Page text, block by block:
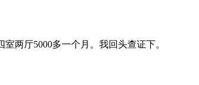
两厅5000多一个月。我回头查证下。